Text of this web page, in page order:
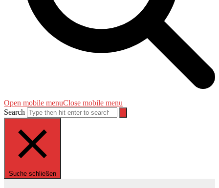
Open mobile menuClose mobile menu
Search
Suche schließen